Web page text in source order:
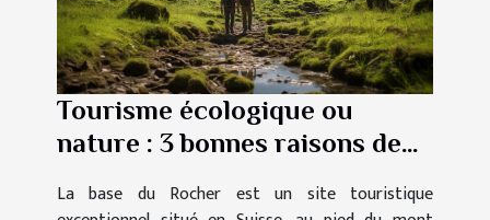
Tourisme écologique ou
nature : 3 bonnes raisons de
La base du Rocher est un site touristique